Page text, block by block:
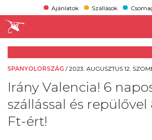
Ajánlatok Szállások
SPANYOLORSZÁG /2023. AUGUSZTUS 12.
Irány Valencia! 6
szállással és repülővel
Ft-ért!